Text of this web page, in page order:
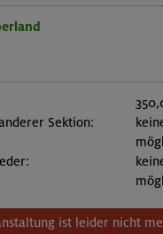
Sektion:
ist leider nicht